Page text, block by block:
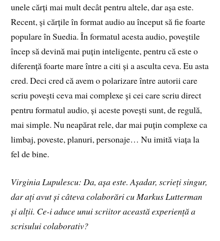
unele cărți mai mult decât pentru altele, dar așa este.
Recent, și cărțile în format audio au început să fie foarte
populare în Suedia. În formatul acesta audio, poveștile
încep să devină mai puțin inteligente, pentru că este o
diferență foarte mare între a citi și a asculta ceva. Eu asta
cred. Deci cred că avem o polarizare între autorii care
scriu povești ceva mai complexe și cei care scriu direct
pentru formatul audio, și aceste povești sunt, de regulă,
mai simple. Nu neapărat rele, dar mai puțin complexe ca
limbaj, poveste, planuri, personaje… Nu imită viața la
fel de bine.
Virginia Lupulescu: Da, așa este. Așadar, scrieți singur,
dar ați avut și câteva colaborări cu Markus Lutterman
și alții. Ce-i aduce unui scriitor această experiență a
scrisului colaborativ?